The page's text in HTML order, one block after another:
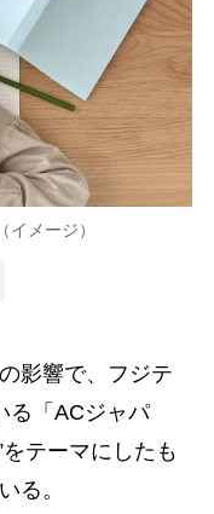
メージ）
影響で、フジテ
る「ACジャパ
テーマにしたも
る。